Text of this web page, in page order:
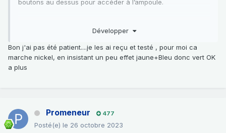
boutons au dessus pour accéder à l’ampoule.
que mon modèle ne soit pas équipé de la molette pour
Cependant impossible de changer l’ampoule du cendrier, je
doit être bête (« c’est pas exclu » pour citer le Tenue de
Je vais faire un test avec un lot d’ampoules commandées
Développer
Bon j'ai pas été patient....je les ai reçu et testé , pour moi ca
marche nickel, en insistant un peu effet jaune+Bleu donc vert OK
a plus
Promeneur 477
Posté(e) le 26 octobre 2023